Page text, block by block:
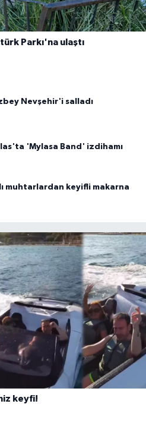
Parkı'na ulaştı
Nevşehir'i salladı
'Mylasa Band' izdihamı
muhtarlardan keyifli makarna
keyfi!